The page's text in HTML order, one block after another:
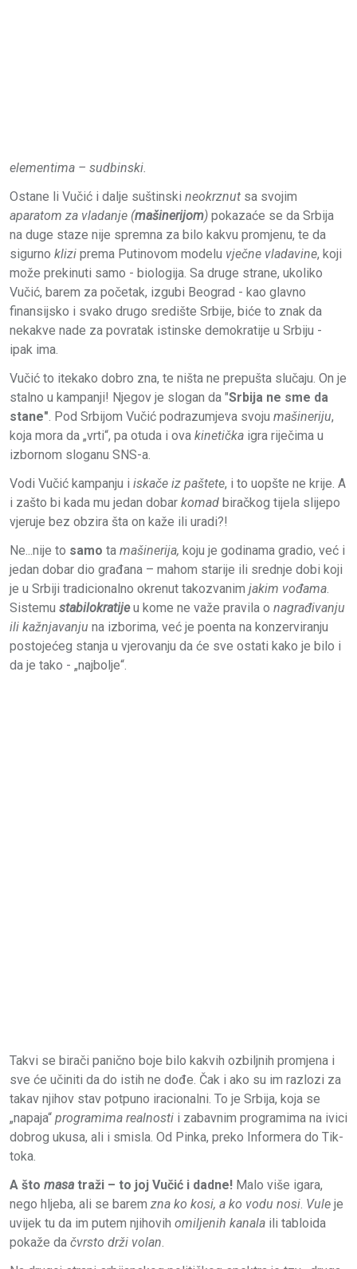
elementima – sudbinski.
Ostane li Vučić i dalje suštinski neokrznut sa svojim
aparatom za vladanje (mašinerijom) pokazaće se da Srbija
na duge staze nije spremna za bilo kakvu promjenu, te da
sigurno klizi prema Putinovom modelu vječne vladavine, koji
može prekinuti samo - biologija. Sa druge strane, ukoliko
Vučić, barem za početak, izgubi Beograd - kao glavno
finansijsko i svako drugo središte Srbije, biće to znak da
nekakve nade za povratak istinske demokratije u Srbiju -
ipak ima.
Vučić to itekako dobro zna, te ništa ne prepušta slučaju. On je
stalno u kampanji! Njegov je slogan da "Srbija ne sme da
stane". Pod Srbijom Vučić podrazumjeva svoju mašineriju,
koja mora da „vrti“, pa otuda i ova kinetička igra riječima u
izbornom sloganu SNS-a.
Vodi Vučić kampanju i iskače iz paštete, i to uopšte ne krije. A
i zašto bi kada mu jedan dobar komad biračkog tijela slijepo
vjeruje bez obzira šta on kaže ili uradi?!
Ne...nije to samo ta mašinerija, koju je godinama gradio, već i
jedan dobar dio građana – mahom starije ili srednje dobi koji
je u Srbiji tradicionalno okrenut takozvanim jakim vođama.
Sistemu stabilokratijeu kome ne važe pravila o nagrađivanju
ili kažnjavanju na izborima, već je poenta na konzerviranju
postojećeg stanja u vjerovanju da će sve ostati kako je bilo i
da je tako - „najbolje“.
Takvi se birači panično boje bilo kakvih ozbiljnih promjena i
sve će učiniti da do istih ne dođe. Čak i ako su im razlozi za
takav njihov stav potpuno iracionalni. To je Srbija, koja se
„napaja“ programima realnosti i zabavnim programima na ivici
dobrog ukusa, ali i smisla. Od Pinka, preko Informera do Tik-
toka.
A što masa traži – to joj Vučić i dadne! Malo više igara,
nego hljeba, ali se barem zna ko kosi, a ko vodu nosi. Vule je
uvijek tu da im putem njihovih omiljenih kanala ili tabloida
pokaže da čvrsto drži volan.